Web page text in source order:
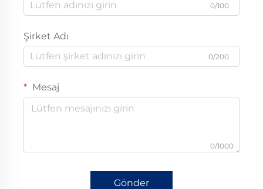
0/100
Şirket Adı
0/200
Mesaj
0/1000
Gönder